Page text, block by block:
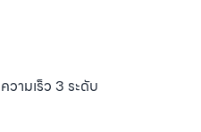
ามเร็ว 3 ระดับ